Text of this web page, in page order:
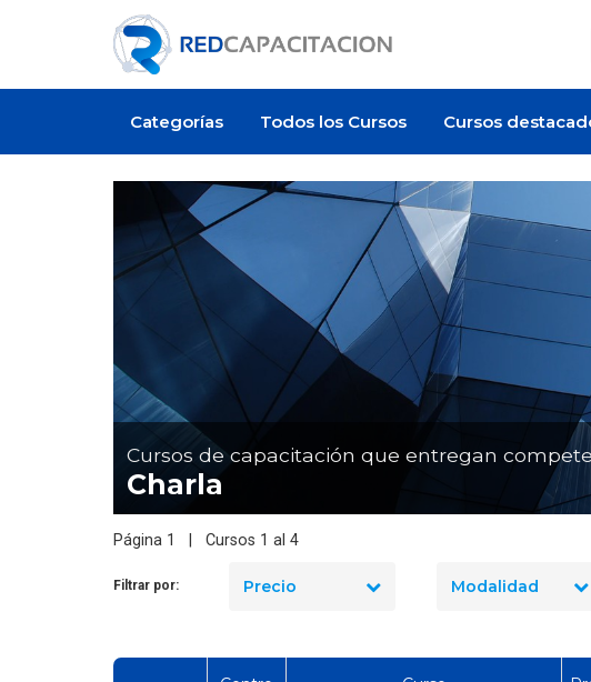
Categorías Todos los Cursos Cursos
Cursos de capacitación que entregan
Charla
Página 1 | Cursos 1 al 4
Filtrar por: Precio Modalidad
Cómo Formar una Brigada de
Emergencia en tu Empresa